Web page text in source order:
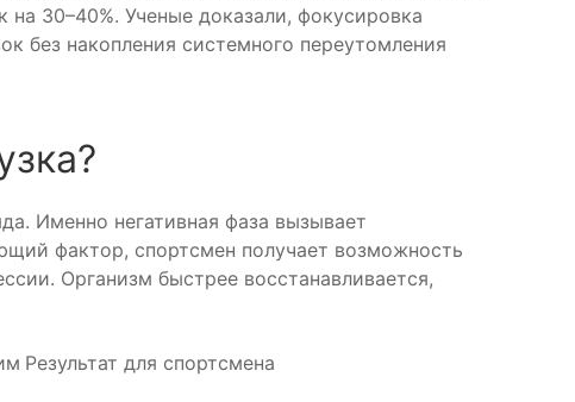
30–40%. Ученые доказали, фокусировка
без накопления системного переутомления
Именно негативная фаза вызывает
фактор, спортсмен получает возможность
Организм быстрее восстанавливается,
Результат для спортсмена